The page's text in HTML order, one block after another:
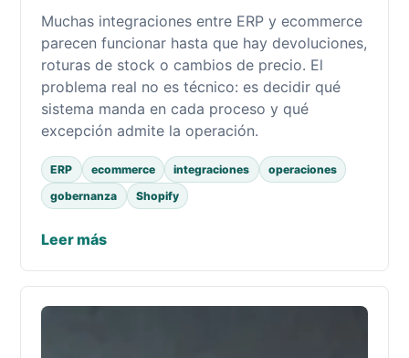
Muchas integraciones entre ERP y ecommerce
parecen funcionar hasta que hay devoluciones,
roturas de stock o cambios de precio. El
problema real no es técnico: es decidir qué
sistema manda en cada proceso y qué
excepción admite la operación.
ERP ecommerce integraciones
operaciones
gobernanza
Shopify
Leer más